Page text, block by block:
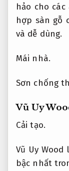
hảo cho
hợp sàn gỗ
và dễ dùng.
Mái nhà.
Sơn chống
Vũ Uy
Cải tạo.
Vũ Uy
bậc nhất